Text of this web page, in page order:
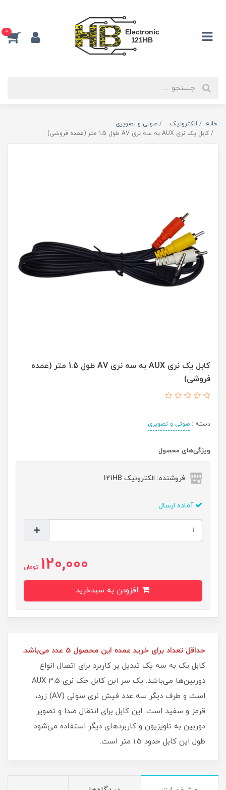
0
خانه الکترونیک
صوتی و تصویری
کابل یک نری AUX به سه نری AV طول 1.5 متر (عمده فروشی)
کابل یک نری AUX به سه نری AV طول 1.5 متر (عمده
فروشی)
دسته : صوتی و تصویری
ویژگی‌های محصول
فروشنده: الکترونیک 121HB
آماده ارسال
120,000 تومان
حداقل تعداد برای خرید عمده این محصول 5 عدد می‌باشد.
کابل یک به سه یک تبدیل پر کاربرد برای اتصال انواع
دوربین‌ها می‌باشد. یک سر این کابل جک نری AUX 3.5
است و طرف دیگر سه عدد فیش نری سونی (AV) زرد،
قرمز و سفید است. این کابل برای انتقال صدا و تصویر
دوربین به تلویزیون و کاربردهای دیگر استفاده می‌شود.
طول این کابل حدود 1.5 متر است.